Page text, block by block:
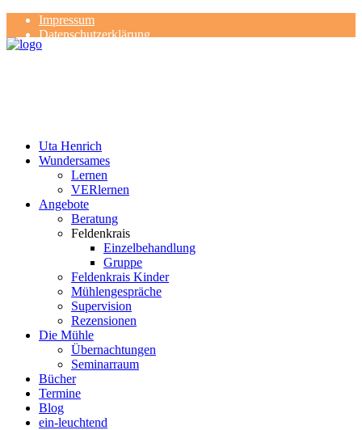
Impressum
Datenschutzerklärung
Kontakt
Uta Henrich
Wundersames
Lernen
VERlernen
Angebote
Beratung
Feldenkrais
Einzelbehandlung
Gruppe
Feldenkrais Kinder
Mühlengespräche
Supervision
Rezensionen
Die Mühle
Übernachtungen
Seminarraum
Bücher
Termine
Blog
ein-leuchtend